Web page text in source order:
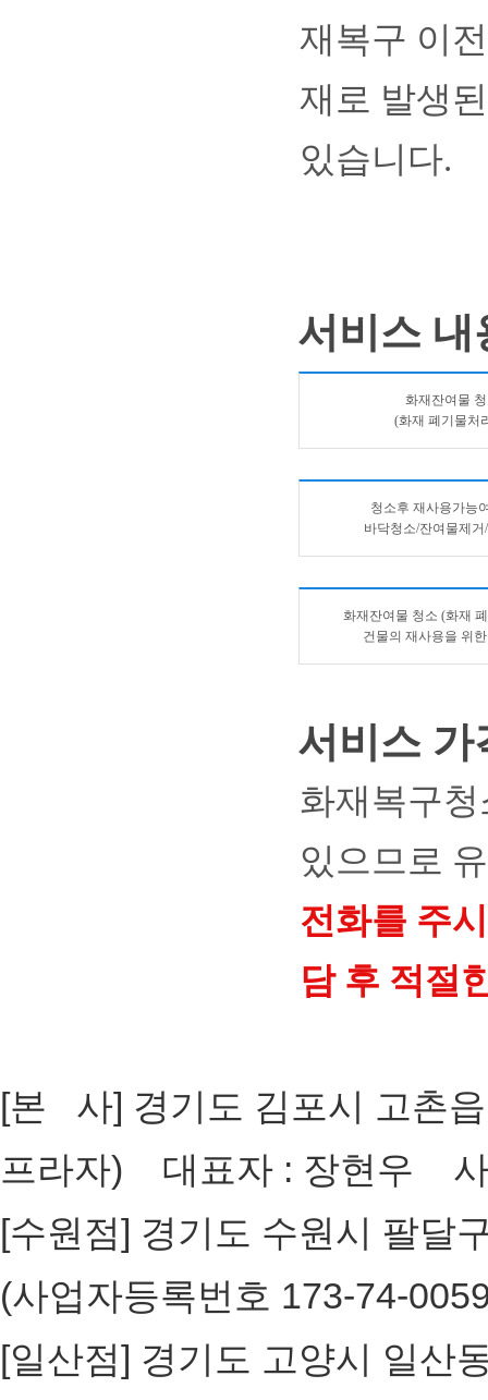
재복구 이
재로 발생
있습니다.
서비스 내
화재잔여물
(화재 폐기물처
청소후 재사용가능
바닥청소/잔여물제
화재잔여물 청소 (화재
건물의 재사용을 위
서비스 가
화재복구
있으므로
전화를 주
담 후 적절
[본 사] 경기도 김포시 고촌
프라자) 대표자 : 장현우
[수원점] 경기도 수원시 팔달
(사업자등록번호 173-74-
[일산점] 경기도 고양시 일산